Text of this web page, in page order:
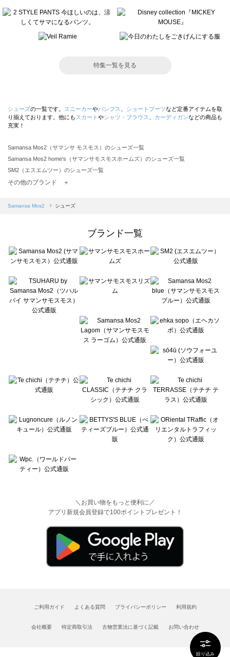
絞り込み
特集一覧を見る
シューズの一覧です。 スニーカーやパンプス ショートブーツなど定番アイテムを取
り揃えております。他にも スカート やシャツ・ブラウス カーディガンなどの商品も
充実！
Samansa Mos2（サマンサ モスモス）のシューズ一覧
Samansa Mos2 home's（サマンサモスモスホームズ）のシューズ一覧
SM2（エスエムツー）のシューズ一覧
TSUHARU by Samansa Mos2（ツハルバイサマンサモスモス）のシューズ一覧
Samansa Mos2 blue（サマンサモスモス ブルー）のシューズ一覧
sō4ū（ソウフォーユー）のシューズ一覧
Te chichi（テチチ）のシューズ一覧
Te chichi CLASSIC（テチチ クラシック）のシューズ一覧
Lugnoncure（ルノンキュール）のシューズ一覧
BETTY'S BLUE（べティーズブルー）のシューズ一覧
Wpc.（ワールドパーティー）のシューズ一覧
その他のブランド ＋
Samansa Mos2 シューズ
ブランド一覧
＼お買い物をもっと便利に／
アプリ新規会員登録で100ポイントプレゼント！
ご利用ガイド よくある質問 プライバシーポリシー 利用規約
会社概要 特定商取引法 古物営業法に基づく記載 お問い合わせ